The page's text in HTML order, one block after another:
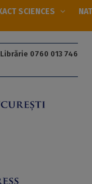
SCIENCES
0760 013 746